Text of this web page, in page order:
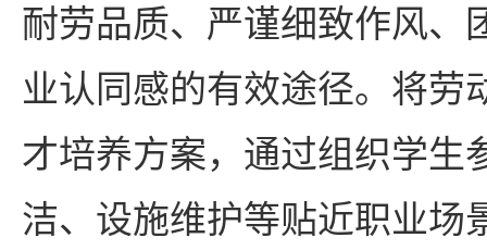
耐劳品质、严谨细致作风、
业认同感的有效途径。将劳
才培养方案，通过组织学生
洁、设施维护等贴近职业场